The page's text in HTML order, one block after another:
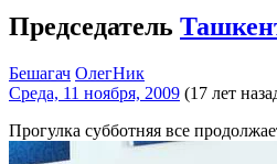
Председатель
Бешагач ОлегНик
Среда, 11 ноября, 2009 (17 лет
Прогулка субботняя все